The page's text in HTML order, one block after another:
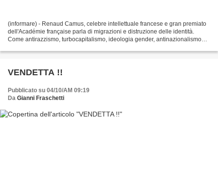
(informare) - Renaud Camus, celebre intellettuale francese e gran premiato
dell'Académie française parla di migrazioni e distruzione delle identità.
Come antirazzismo, turbocapitalismo, ideologia gender, antinazionalismo
VENDETTA !!
Pubblicato su 04/10/AM 09:19
Da Gianni Fraschetti